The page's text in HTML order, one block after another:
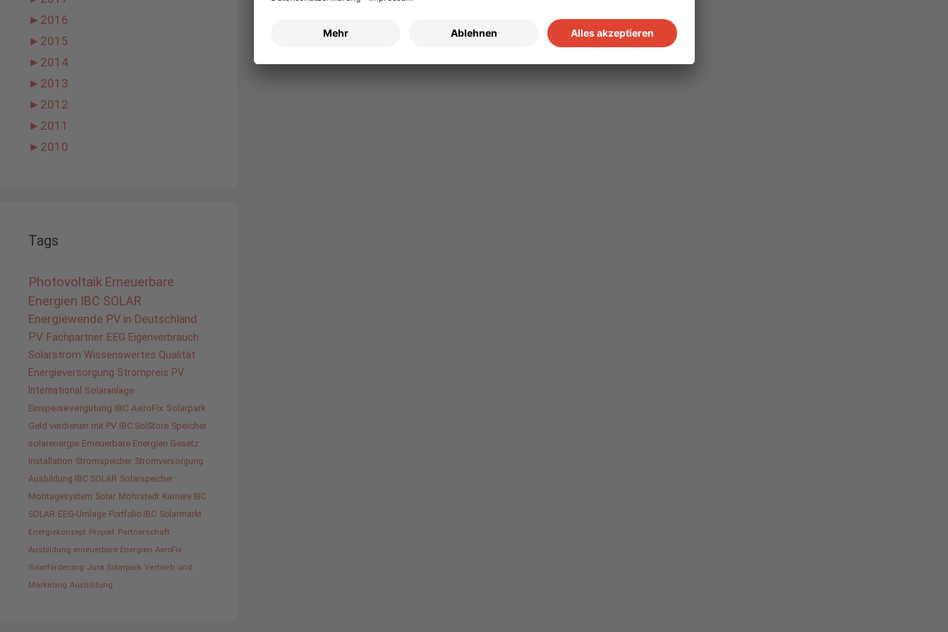
► 2016
► 2015
► 2014
► 2013
► 2012
► 2011
► 2010
Tags
Photovoltaik Erneuerbare
Energien IBC SOLAR
Energiewende PV in Deutschland
PV Fachpartner EEG Eigenverbrauch
Solarstrom Wissenswertes Qualität
Energieversorgung Strompreis PV
International Solaranlage
Einspeisevergütung IBC AeroFix Solarpark
Geld verdienen mit PV IBC SolStore Speicher
solarenergie Erneuerbare Energien Gesetz
Installation Stromspeicher Stromversorgung
Ausbildung IBC SOLAR Solarspeicher
Montagesystem Solar Möhrstedt Karriere IBC
SOLAR EEG-Umlage Portfolio IBC Solarmarkt
Energiekonzept Projekt Partnerschaft
Ausbildung erneuerbare Energien AeroFix
Solarförderung Jura Solarpark Vertrieb und
Marketing Ausbildung